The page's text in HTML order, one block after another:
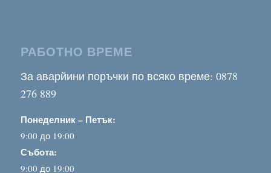
РАБОТНО ВРЕМЕ
За аварйини поръчки по всяко време: 0878
276 889
Понеделник – Петък:
9:00 до 19:00
Събота:
9:00 до 19:00